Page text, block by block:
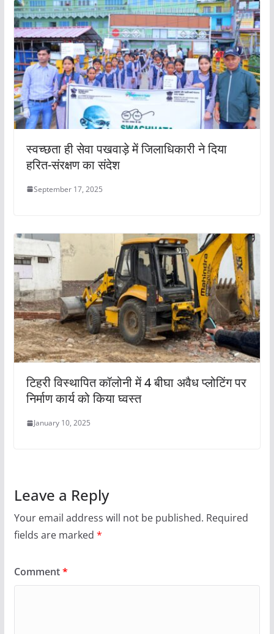
स्वच्छता ही सेवा पखवाड़े में जिलाधिकारी ने दिया
हरित-संरक्षण का संदेश
September 17, 2025
टिहरी विस्थापित कॉलोनी में 4 बीघा अवैध प्लोटिंग पर
निर्माण कार्य को किया घ्वस्त‌
January 10, 2025
Leave a Reply
Your email address will not be published. Required
fields are marked *
Comment*